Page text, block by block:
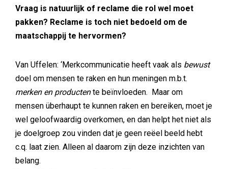
Vraag is natuurlijk of reclame die rol wel moet
pakken? Reclame is toch niet bedoeld om de
maatschappij te hervormen?
Van Uffelen: ‘Merkcommunicatie heeft vaak als bewust
doel om mensen te raken en hun meningen m.b.t.
merken en productente beïnvloeden. Maar om
mensen überhaupt te kunnen raken en bereiken, moet je
wel geloofwaardig overkomen, en dan helpt het niet als
je doelgroep zou vinden dat je geen reëel beeld hebt
c.q. laat zien. Alleen al daarom zijn deze inzichten van
belang.